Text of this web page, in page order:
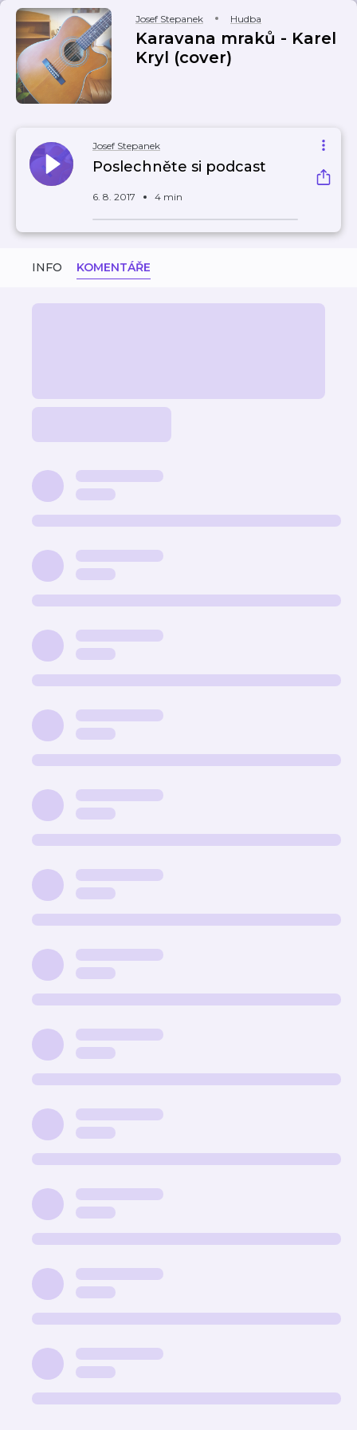
Josef Stepanek Hudba
Karavana mraků - Karel
Kryl (cover)
Josef Stepanek
Poslechněte si podcast
6. 8. 2017 4 min
INFO KOMENTÁŘE